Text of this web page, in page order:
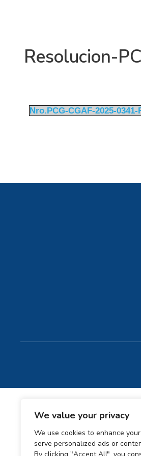
We value your privacy
We use cookies to enhance
serve personalized ads or
Resolucion-
Nro.PCG-CGAF-2025-0341-